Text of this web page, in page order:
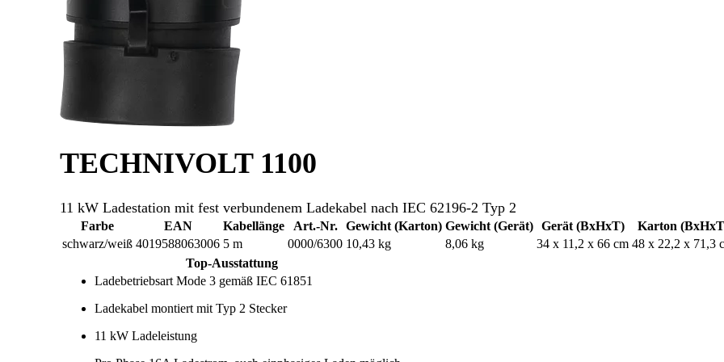
TECHNIVOLT 1100
11 kW Ladestation mit fest verbundenem Ladekabel nach IEC 62196-2 Typ 2
Farbe EAN Kabellänge Art.-Nr. Gewicht (Karton) Gewicht (Gerät) Gerät (BxHxT)
Karton
schwarz/weiß 4019588063006 5 m 0000/6300 10,43 kg 8,06 kg 34 x 11,2 x 66 cm 48 x 22,2 x 71,3
Top-Ausstattung
Ladebetriebsart Mode 3 gemäß IEC 61851
Ladekabel montiert mit Typ 2 Stecker
11 kW Ladeleistung